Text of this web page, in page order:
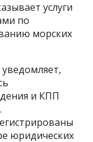
услуги
по
морских
и КПП
юридических